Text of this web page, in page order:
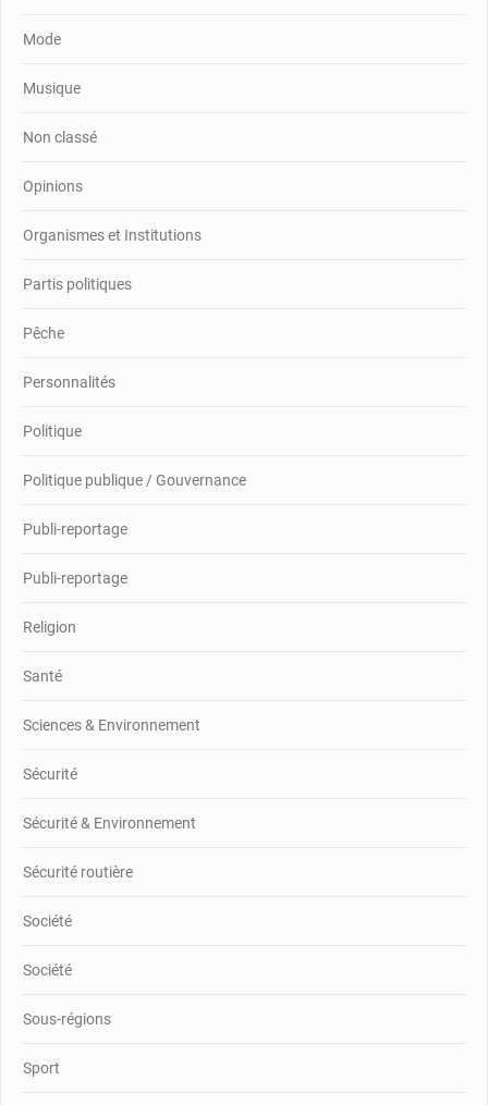
Mode
Musique
Non classé
Opinions
Organismes et Institutions
Partis politiques
Pêche
Personnalités
Politique
Politique publique / Gouvernance
Publi-reportage
Publi-reportage
Religion
Santé
Sciences & Environnement
Sécurité
Sécurité & Environnement
Sécurité routière
Société
Société
Sous-régions
Sport